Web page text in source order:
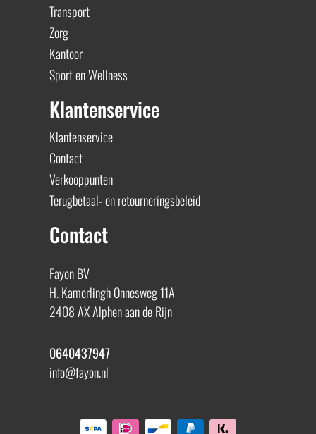
Transport
Zorg
Kantoor
Sport en Wellness
Klantenservice
Klantenservice
Contact
Verkooppunten
Terugbetaal- en retourneringsbeleid
Contact
Fayon BV
H. Kamerlingh Onnesweg 11A
2408 AX Alphen aan de Rijn
0640437947
info@fayon.nl